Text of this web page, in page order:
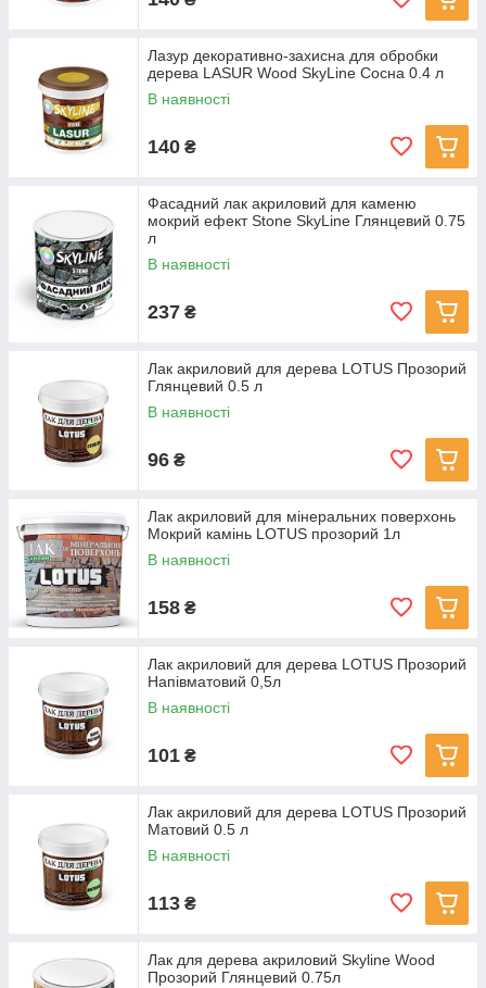
Лазур декоративно-захисна для обробки
дерева LASUR Wood SkyLine Сосна 0.4 л
В наявності
140 ₴
Фасадний лак акриловий для каменю
мокрий ефект Stone SkyLine Глянцевий 0.75
л
В наявності
237 ₴
Лак акриловий для дерева LOTUS Прозорий
Глянцевий 0.5 л
В наявності
96 ₴
Лак акриловий для мінеральних поверхонь
Мокрий камінь LOTUS прозорий 1л
В наявності
158 ₴
Лак акриловий для дерева LOTUS Прозорий
Напівматовий 0,5л
В наявності
101 ₴
Лак акриловий для дерева LOTUS Прозорий
Матовий 0.5 л
В наявності
113 ₴
Лак для дерева акриловий Skyline Wood
Прозорий Глянцевий 0.75л